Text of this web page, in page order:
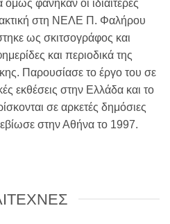
φάνηκαν οι ιδιαίτερες
στη ΝΕΛΕ Π. Φαλήρου
ως σκιτσογράφος και
και περιοδικά της
Παρουσίασε το έργο του σε
εκθέσεις στην Ελλάδα και το
σε αρκετές δημόσιες
στην Αθήνα το 1997.